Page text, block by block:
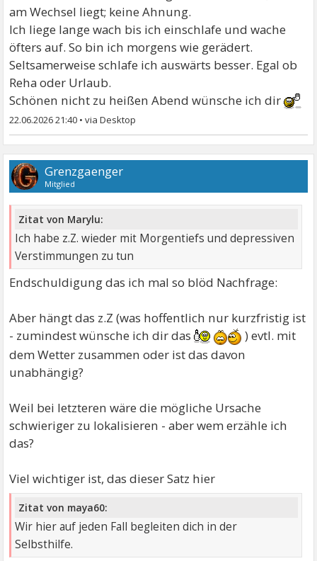
am Wechsel liegt; keine Ahnung.
Ich liege lange wach bis ich einschlafe und wache
öfters auf. So bin ich morgens wie gerädert.
Seltsamerweise schlafe ich auswärts besser. Egal ob
Reha oder Urlaub.
Schönen nicht zu heißen Abend wünsche ich dir
22.06.2026 21:40 •
Grenzgaenger
Mitglied
Zitat von Marylu:
Ich habe z.Z. wieder mit Morgentiefs und depressiven
Verstimmungen zu tun
Endschuldigung das ich mal so blöd Nachfrage:
Aber hängt das z.Z (was hoffentlich nur kurzfristig ist
- zumindest wünsche ich dir das
) evtl. mit
dem Wetter zusammen oder ist das davon
unabhängig?
Weil bei letzteren wäre die mögliche Ursache
schwieriger zu lokalisieren - aber wem erzähle ich
das?
Viel wichtiger ist, das dieser Satz hier
Zitat von maya60:
Wir hier auf jeden Fall begleiten dich in der
Selbsthilfe.